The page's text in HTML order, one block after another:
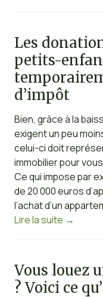
Les
petits-
d’impôt
Bien, grâce à la
exigent un peu
celui-ci doit
immobilier pour
Ce qui impose par
de 20 000 euros
l’achat d’un
Lire la suite →
Vous louez
? Voici ce